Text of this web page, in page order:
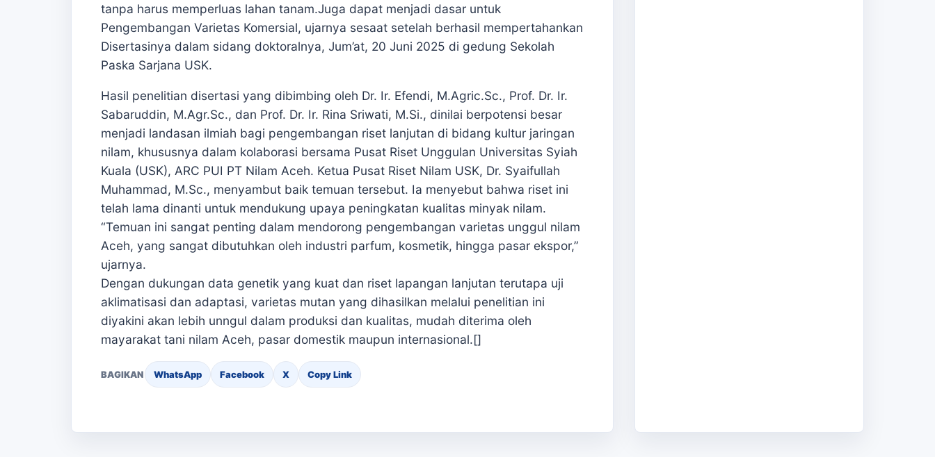
tanpa harus memperluas lahan tanam.Juga dapat menjadi dasar untuk
Pengembangan Varietas Komersial, ujarnya sesaat setelah berhasil mempertahankan
Disertasinya dalam sidang doktoralnya, Jum’at, 20 Juni 2025 di gedung Sekolah
Paska Sarjana USK.
Hasil penelitian disertasi yang dibimbing oleh Dr. Ir. Efendi, M.Agric.Sc., Prof. Dr. Ir.
Sabaruddin, M.Agr.Sc., dan Prof. Dr. Ir. Rina Sriwati, M.Si., dinilai berpotensi besar
menjadi landasan ilmiah bagi pengembangan riset lanjutan di bidang kultur jaringan
nilam, khususnya dalam kolaborasi bersama Pusat Riset Unggulan Universitas Syiah
Kuala (USK), ARC PUI PT Nilam Aceh. Ketua Pusat Riset Nilam USK, Dr. Syaifullah
Muhammad, M.Sc., menyambut baik temuan tersebut. Ia menyebut bahwa riset ini
telah lama dinanti untuk mendukung upaya peningkatan kualitas minyak nilam.
“Temuan ini sangat penting dalam mendorong pengembangan varietas unggul nilam
Aceh, yang sangat dibutuhkan oleh industri parfum, kosmetik, hingga pasar ekspor,”
ujarnya.
Dengan dukungan data genetik yang kuat dan riset lapangan lanjutan terutapa uji
aklimatisasi dan adaptasi, varietas mutan yang dihasilkan melalui penelitian ini
diyakini akan lebih unngul dalam produksi dan kualitas, mudah diterima oleh
mayarakat tani nilam Aceh, pasar domestik maupun internasional.[]
BAGIKAN WhatsApp Facebook X Copy Link